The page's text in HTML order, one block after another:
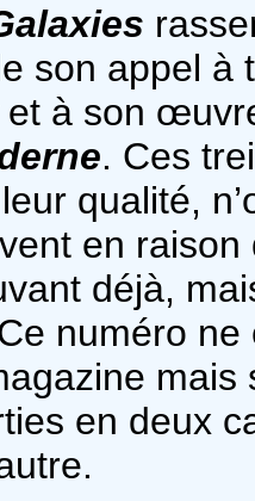
son appel
à son
. Ces
qualité,
en
déjà,
numéro
en deux